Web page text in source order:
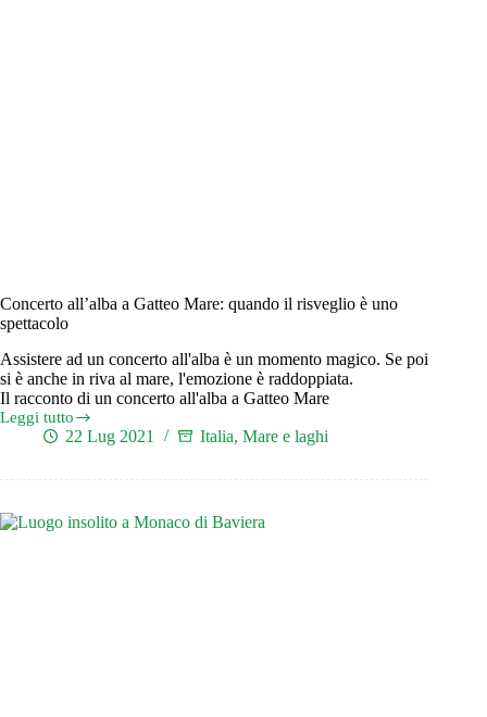
Concerto all’alba a Gatteo Mare: quando il risveglio è uno
spettacolo
Assistere ad un concerto all'alba è un momento magico. Se poi
si è anche in riva al mare, l'emozione è raddoppiata.
Il racconto di un concerto all'alba a Gatteo Mare
Leggi tutto
Concerto
all’alba
Gatteo
quando
il
22 Lug 2021 Italia, Mare e laghi